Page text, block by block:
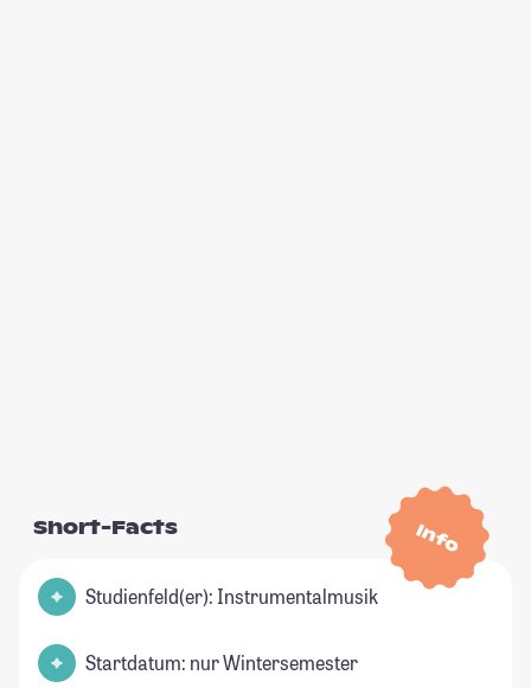
Info
Short-Facts
Studienfeld(er): Instrumentalmusik
Startdatum: nur Wintersemester